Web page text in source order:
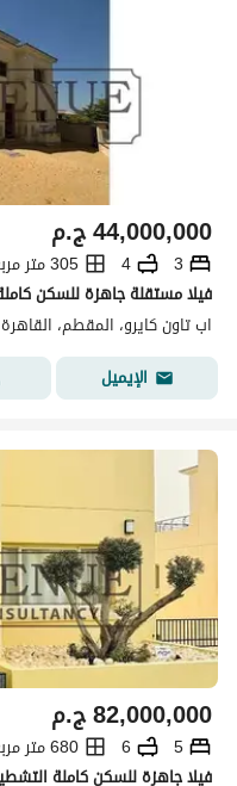
ج.م44,000,000
3
4
305 متر مربع
اب تاون كايرو، المقطم، القاهرة
الإيميل
ج.م82,000,000
5
6
680 متر مربع